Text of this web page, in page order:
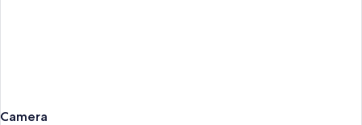
Camera